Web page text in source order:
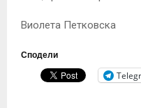
Виолета Петковска
Сподели